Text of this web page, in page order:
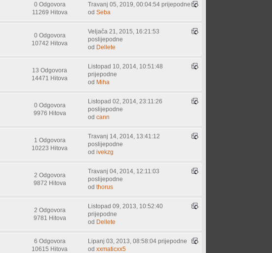
0 Odgovora
11269 Hitova
Travanj 05, 2019, 00:04:54 prijepodne
odSeba
0 Odgovora
10742 Hitova
Veljača 21, 2015, 16:21:53
poslijepodne
od Dellete
13 Odgovora
14471 Hitova
Listopad 10, 2014, 10:51:48
prijepodne
od Miha
0 Odgovora
9976 Hitova
Listopad 02, 2014, 23:11:26
poslijepodne
odcann
1 Odgovora
10223 Hitova
Travanj 14, 2014, 13:41:12
poslijepodne
odivekzg
2 Odgovora
9872 Hitova
Travanj 04, 2014, 12:11:03
poslijepodne
odthorus
2 Odgovora
9781 Hitova
Listopad 09, 2013, 10:52:40
prijepodne
od Dellete
6 Odgovora
10615 Hitova
Lipanj 03, 2013, 08:58:04 prijepodne
odxxmaticxx5